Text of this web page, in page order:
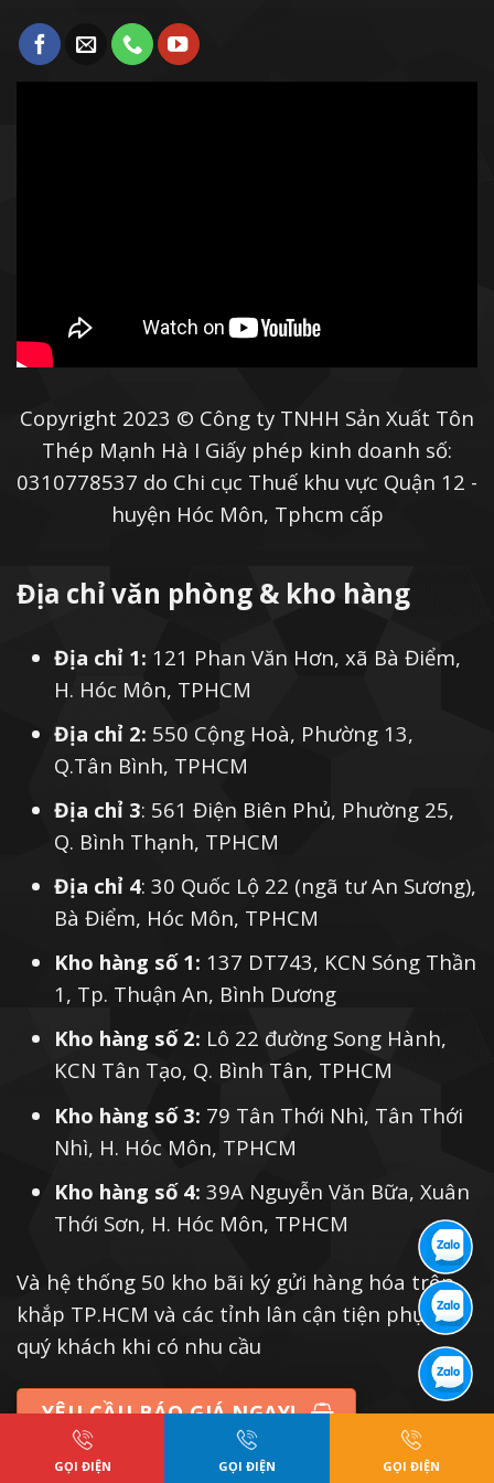
Copyright 2023 © Công ty TNHH Sản Xuất Tôn
Thép Mạnh Hà I Giấy phép kinh doanh số:
0310778537 do Chi cục Thuế khu vực Quận 12 -
huyện Hóc Môn, Tphcm cấp
Địa chỉ văn phòng & kho hàng
Địa chỉ 1: 121 Phan Văn Hơn, xã Bà Điểm,
H. Hóc Môn, TPHCM
Địa chỉ 2: 550 Cộng Hoà, Phường 13,
Q.Tân Bình, TPHCM
Địa chỉ 3: 561 Điện Biên Phủ, Phường 25,
Q. Bình Thạnh, TPHCM
Địa chỉ 4: 30 Quốc Lộ 22 (ngã tư An Sương),
Bà Điểm, Hóc Môn, TPHCM
Kho hàng số 1: 137 DT743, KCN Sóng Thần
1, Tp. Thuận An, Bình Dương
Kho hàng số 2: Lô 22 đường Song Hành,
KCN Tân Tạo, Q. Bình Tân, TPHCM
Kho hàng số 3: 79 Tân Thới Nhì, Tân Thới
Nhì, H. Hóc Môn, TPHCM
Kho hàng số 4: 39A Nguyễn Văn Bữa, Xuân
Thới Sơn, H. Hóc Môn, TPHCM
Và hệ thống 50 kho bãi ký gửi hàng hóa trên
khắp TP.HCM và các tỉnh lân cận tiện phục vụ
quý khách khi có nhu cầu
YÊU CẦU BÁO GIÁ NGAY!
GỌI ĐIỆN GỌI ĐIỆN GỌI ĐIỆN